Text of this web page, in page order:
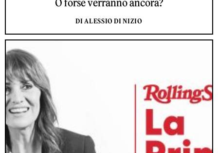
O forse verranno ancora?
DI ALESSIO DI NIZIO